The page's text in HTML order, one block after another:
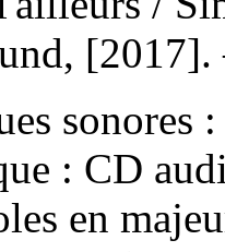
sonores
: CD
en